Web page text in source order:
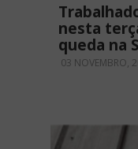
nesta
queda na
03 NOVEMBRO,